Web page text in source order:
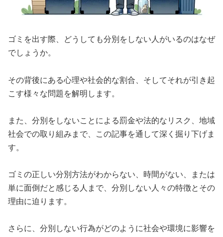
ゴミを出す際、どうしても分別をしない人がいるのはなぜ
でしょうか。
その背後にある心理や社会的な割合、そしてそれが引き起
こす様々な問題を解明します。
また、分別をしないことによる罰金や法的なリスク、地域
社会での取り組みまで、この記事を通して深く掘り下げま
す。
ゴミの正しい分別方法がわからない、時間がない、または
単に面倒だと感じる人まで、分別しない人々の特徴とその
理由に迫ります。
さらに、分別しない行為がどのように社会や環境に影響を